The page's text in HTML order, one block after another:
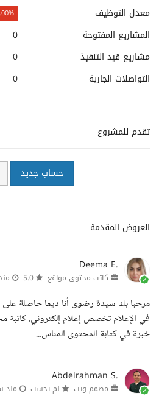
معدل التوظيف
المشاريع المفتوحة
0
مشاريع قيد التنفيذ
0
التواصلات الجارية
0
تقدم للمشروع
حساب جديد
العروض المقدمة
Deema E.
كاتب محتوى مواقع
مرحبا بك سيدة رضوى أنا ديما حاصلة على
في الإعلام تخصص إعلام إلكتروني. كاتبة
خبرة في كتابة المحتوى المناس...
Abdelrahman S.
مصمم ويب لم يحسب منذ